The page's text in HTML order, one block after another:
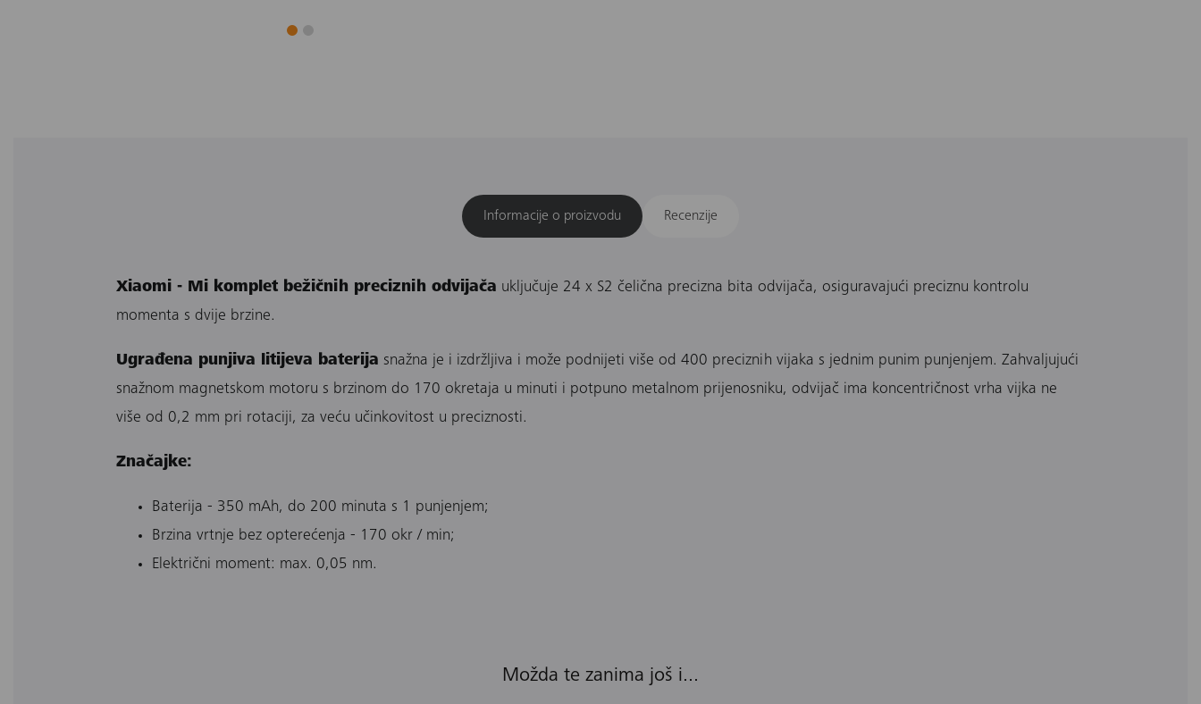
Informacije o proizvodu Recenzije
Xiaomi - Mi komplet bežičnih preciznih odvijača uključuje 24 x S2 čelična precizna bita odvijača, osiguravajući preciznu kontrolu
momenta s dvije brzine.
Ugrađena punjiva litijeva baterija snažna je i izdržljiva i može podnijeti više od 400 preciznih vijaka s jednim punim punjenjem. Zahvaljujući
snažnom magnetskom motoru s brzinom do 170 okretaja u minuti i potpuno metalnom prijenosniku, odvijač ima koncentričnost vrha vijka ne
više od 0,2 mm pri rotaciji, za veću učinkovitost u preciznosti.
Značajke:
Baterija - 350 mAh, do 200 minuta s 1 punjenjem;
Brzina vrtnje bez opterećenja - 170 okr / min;
Električni moment: max. 0,05 nm.
Možda te zanima još i...